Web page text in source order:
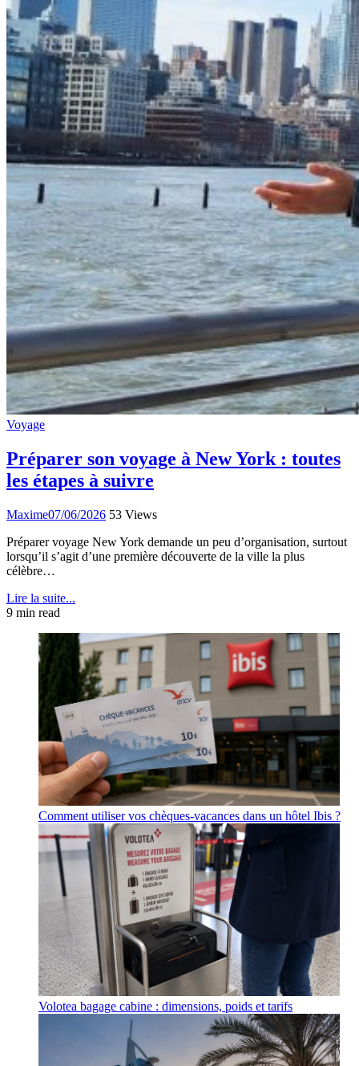
Voyage
Préparer son voyage à New York : toutes
les étapes à suivre
Maxime07/06/2026 53 Views
Préparer voyage New York demande un peu d’organisation, surtout
lorsqu’il s’agit d’une première découverte de la ville la plus
célèbre…
Lire la suite...
9 min read
Comment utiliser vos chèques-vacances dans un hôtel Ibis ?
Volotea bagage cabine : dimensions, poids et tarifs